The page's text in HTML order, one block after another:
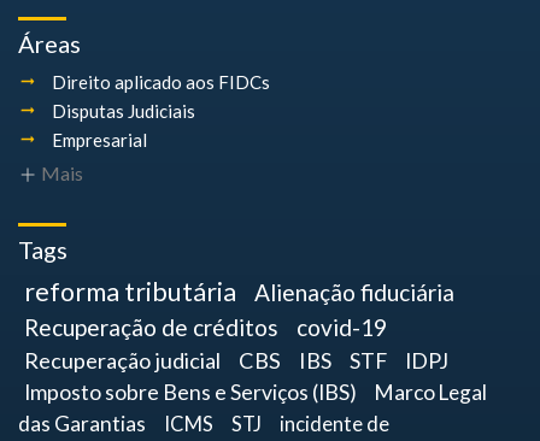
Áreas
Direito aplicado aos FIDCs
Disputas Judiciais
Empresarial
Mais
Tags
reforma tributária
Alienação fiduciária
Recuperação de créditos
covid-19
Recuperação judicial CBS IBS STF
IDPJ
Imposto sobre Bens e Serviços (IBS)
Marco Legal
das Garantias
ICMS STJ
incidente de